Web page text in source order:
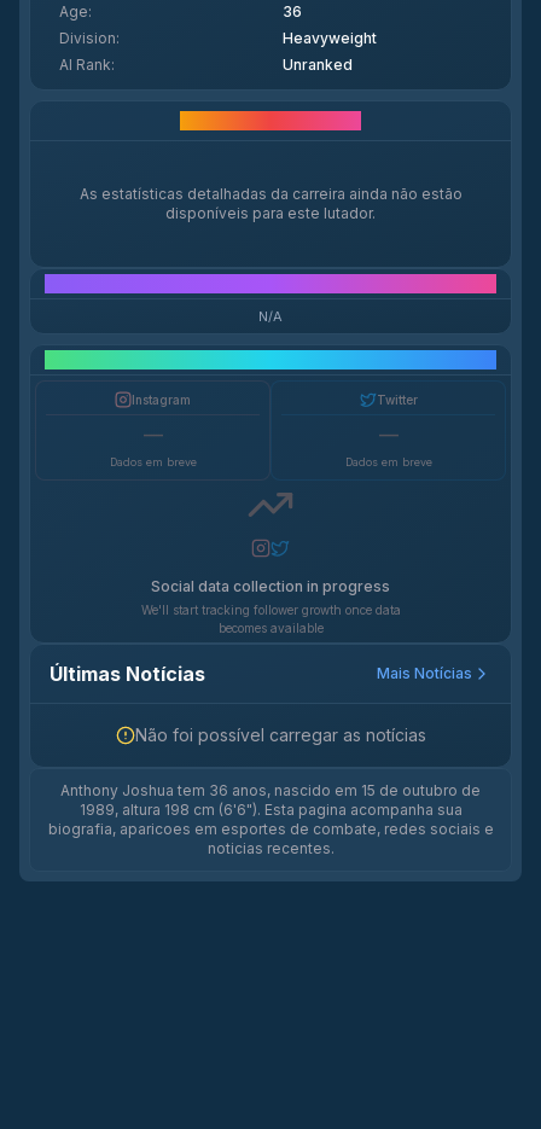
Age:
36
Division:
Heavyweight
AI Rank: Unranked
As estatísticas detalhadas da carreira ainda não estão
disponíveis para este lutador.
N/A
Instagram
—
Dados em breve
Twitter
—
Dados em breve
Social data collection in progress
We'll start tracking follower growth once data
becomes available
Últimas Notícias Mais Notícias
Não foi possível carregar as notícias
Anthony Joshua tem 36 anos, nascido em 15 de outubro de
1989, altura 198 cm (6'6"). Esta pagina acompanha sua
biografia, aparicoes em esportes de combate, redes sociais e
noticias recentes.